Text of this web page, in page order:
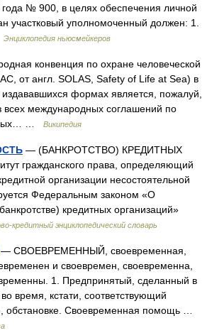
№ 900, в целях обеспечения личной
участковый уполномоченный должен: 1.
Энциклопедия ньюсмейкеров
конвенция по охране человеческой
от англ. SOLAS, Safety of Life at Sea) в
формах является, пожалуй,
международных соглашений по
…
Википедия
— (БАНКРОТСТВО) КРЕДИТНЫХ
гражданского права, определяющий
организации несостоятельной
Федеральным законом «О
кредитных организаций»
кредитный энциклопедический словарь
— СВОЕВРЕМЕННЫЙ, своевременная,
и своевремен, своевременна,
1. Предпринятый, сделанный в
время, кстати, соответствующий
обстановке. Своевременная помощь …